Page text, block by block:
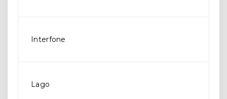
Interfone
Lago